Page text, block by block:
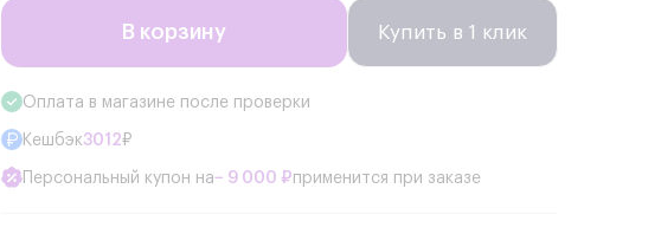
В корзину Купить в 1 клик
Оплата в магазине после проверки
Кешбэк3012₽
Персональный купон на− 9 000 ₽применится при заказе